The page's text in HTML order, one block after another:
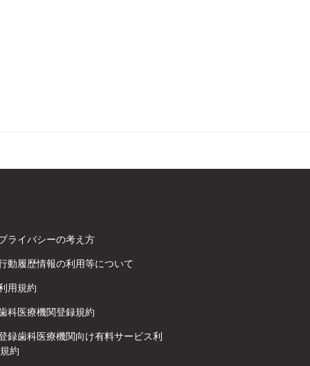
ライバシーの考え方
動履歴情報の利用等について
用規約
科医療機関登録規約
録歯科医療機関向け有料サービス利
約